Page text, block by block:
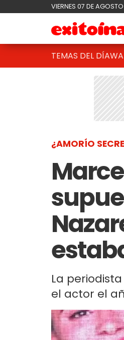
VIERNES 07 DE
TEMAS DEL DÍA
¿AMORÍO
La
el actor el